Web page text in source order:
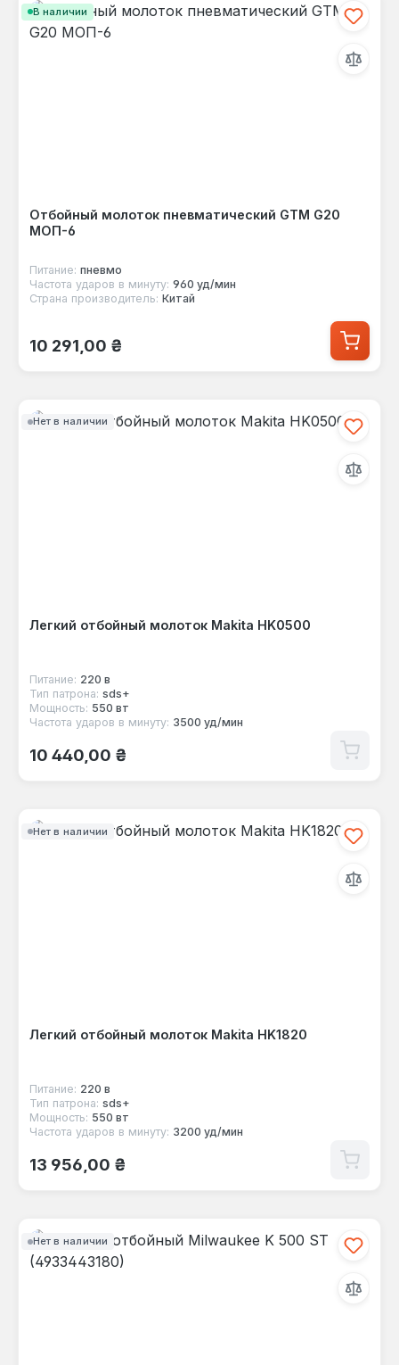
В наличии
Отбойный молоток пневматический GTM G20
МОП-6
Питание: пневмо
Частота ударов в минуту: 960 уд/мин
Страна производитель: Китай
Обычная цена:
10 291,00 ₴
Нет в наличии
Легкий отбойный молоток Makita HK0500
Питание: 220 в
Тип патрона: sds+
Мощность: 550 вт
Частота ударов в минуту: 3500 уд/мин
Обычная цена:
10 440,00 ₴
Нет в наличии
Легкий отбойный молоток Makita HK1820
Питание: 220 в
Тип патрона: sds+
Мощность: 550 вт
Частота ударов в минуту: 3200 уд/мин
Обычная цена:
13 956,00 ₴
Нет в наличии